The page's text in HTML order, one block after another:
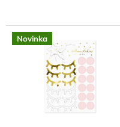
Novinka